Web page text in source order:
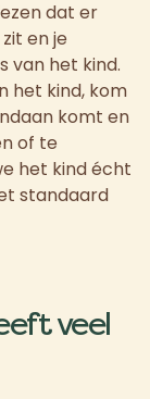
dat er
en je
van het kind.
het kind, kom
komt en
of te
het kind écht
standaard
veel